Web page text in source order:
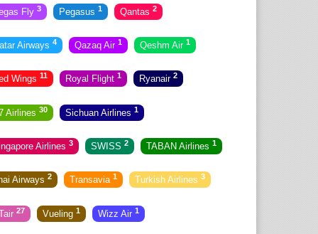
Fly 3 Pegasus 1 Qantas 2
Airways 4 Qazaq Air 1 Qeshm Air 1
Wings 11 Royal Flight 1 Ryanair 2
Airlines 30 Sichuan Airlines 1
Airlines 3 SWISS 2 TABAN Airlines 1
Airways 2 Transavia 1 Turkish Airlines 3
27 Vueling 1 Wizz Air 1